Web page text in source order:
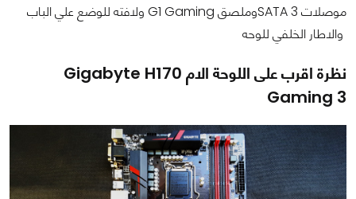
موصلات SATA 3وملصق G1 Gaming ولافته للوضع علي الباب
والاطار الخلفي للوحه
نظرة اقرب على اللوحة الام Gigabyte H170
Gaming 3